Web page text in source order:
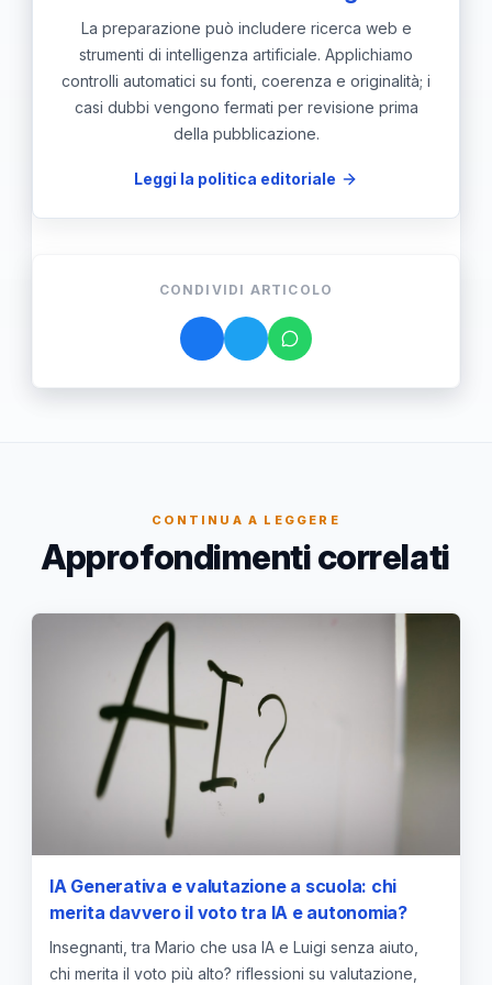
La preparazione può includere ricerca web e
strumenti di intelligenza artificiale. Applichiamo
controlli automatici su fonti, coerenza e originalità; i
casi dubbi vengono fermati per revisione prima
della pubblicazione.
Leggi la politica editoriale
CONDIVIDI ARTICOLO
CONTINUA A LEGGERE
Approfondimenti correlati
IA Generativa e valutazione a scuola: chi
merita davvero il voto tra IA e autonomia?
Insegnanti, tra Mario che usa IA e Luigi senza aiuto,
chi merita il voto più alto? riflessioni su valutazione,